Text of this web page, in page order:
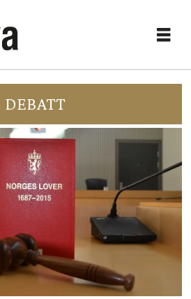
DEBATT